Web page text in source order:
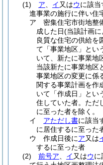
(1)
ア イ 又はウに該当
進事業の施行に伴い住
ア
密集住宅市街地整
成した日(当該計画
良質な住宅の供給を
て「事業地区」とい
いて、新たに事業地
当該新たに事業地区
事業地区の変更に係
関する事業計画を作
いて「作成日」とい
住していた者。 ただ
に至った者を除く。
イ
アただし書に該当
に居住するに至った
ウ
作成日後にア又は
するに至った者
(2)
前号ア イ 又はウに